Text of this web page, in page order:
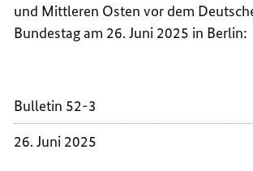
und Mittleren Osten vor dem
Bundestag am 26. Juni 2025 in Berlin:
Bulletin 52-3
26. Juni 2025